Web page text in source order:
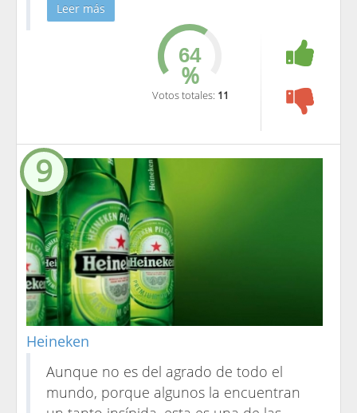
Leer más
%
Votos totales: 11
9
Heineken
Aunque no es del agrado de todo el
mundo, porque algunos la encuentran